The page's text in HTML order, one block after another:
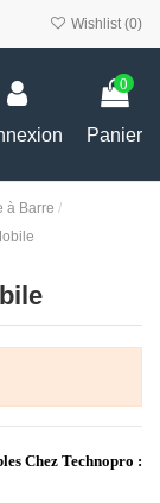
Wishlist (0)
0
Panier
à Barre
Chez Technopro :